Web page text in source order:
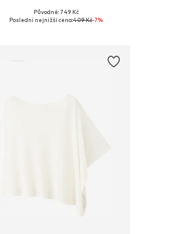
+1
Dostupné velikosti: 34, 36, 38, 40
Původně: 749 Kč
Poslední nejnižší cena:409 Kč-7%